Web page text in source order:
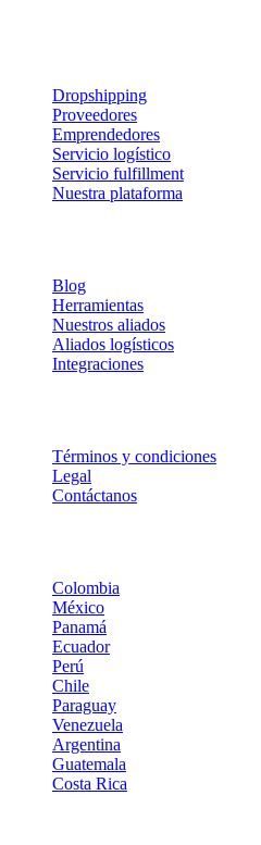
Dropshipping
Proveedores
Emprendedores
Servicio logístico
Servicio fulfillment
Nuestra plataforma
Blog
Herramientas
Nuestros aliados
Aliados logísticos
Integraciones
Términos y condiciones
Legal
Contáctanos
Colombia
México
Panamá
Ecuador
Perú
Chile
Paraguay
Venezuela
Argentina
Guatemala
Costa Rica